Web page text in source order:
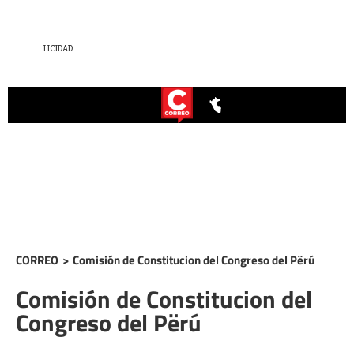
CORREO > Comisión de Constitucion del Congreso del Përú
Comisión de Constitucion del
Congreso del Përú